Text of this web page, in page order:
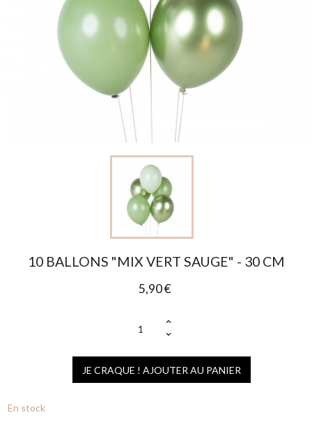
10 BALLONS "MIX VERT SAUGE" - 30 CM
5,90 €
JE CRAQUE ! AJOUTER AU PANIER
En stock